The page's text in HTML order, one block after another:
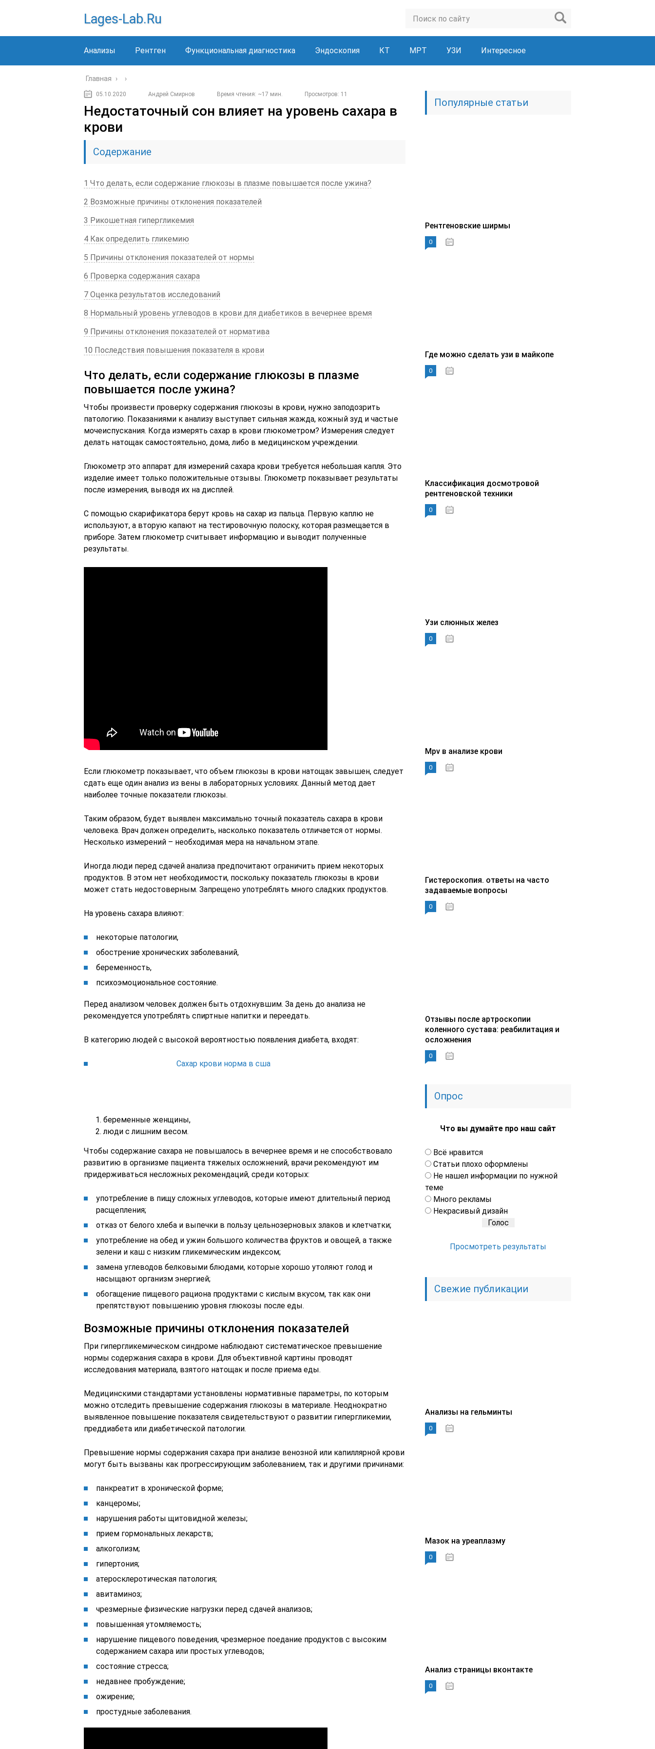
Lages-Lab.ru
Анализы Рентген Функциональная диагностика Эндоскопия КТ МРТ УЗИ Интересное
Главная › ›
05.10.2020 Андрей Смирнов Время чтения: ~17 мин. Просмотров: 11
Недостаточный сон влияет на уровень сахара в
крови
Содержание
1 Что делать, если содержание глюкозы в плазме повышается после ужина?
2 Возможные причины отклонения показателей
3 Рикошетная гипергликемия
4 Как определить гликемию
5 Причины отклонения показателей от нормы
6 Проверка содержания сахара
7 Оценка результатов исследований
8 Нормальный уровень углеводов в крови для диабетиков в вечернее время
9 Причины отклонения показателей от норматива
10 Последствия повышения показателя в крови
Что делать, если содержание глюкозы в плазме
повышается после ужина?
Чтобы произвести проверку содержания глюкозы в крови, нужно заподозрить
патологию. Показаниями к анализу выступает сильная жажда, кожный зуд и частые
мочеиспускания. Когда измерять сахар в крови глюкометром? Измерения следует
делать натощак самостоятельно, дома, либо в медицинском учреждении.
Глюкометр это аппарат для измерений сахара крови требуется небольшая капля. Это
изделие имеет только положительные отзывы. Глюкометр показывает результаты
после измерения, выводя их на дисплей.
С помощью скарификатора берут кровь на сахар из пальца. Первую каплю не
используют, а вторую капают на тестировочную полоску, которая размещается в
приборе. Затем глюкометр считывает информацию и выводит полученные
результаты.
Если глюкометр показывает, что объем глюкозы в крови натощак завышен, следует
сдать еще один анализ из вены в лабораторных условиях. Данный метод дает
наиболее точные показатели глюкозы.
Таким образом, будет выявлен максимально точный показатель сахара в крови
человека. Врач должен определить, насколько показатель отличается от нормы.
Несколько измерений – необходимая мера на начальном этапе.
Иногда люди перед сдачей анализа предпочитают ограничить прием некоторых
продуктов. В этом нет необходимости, поскольку показатель глюкозы в крови
может стать недостоверным. Запрещено употреблять много сладких продуктов.
На уровень сахара влияют:
некоторые патологии,
обострение хронических заболеваний,
беременность,
психоэмоциональное состояние.
Перед анализом человек должен быть отдохнувшим. За день до анализа не
рекомендуется употреблять спиртные напитки и переедать.
В категорию людей с высокой вероятностью появления диабета, входят:
Сахар крови норма в сша
беременные женщины,
люди с лишним весом.
Чтобы содержание сахара не повышалось в вечернее время и не способствовало
развитию в организме пациента тяжелых осложнений, врачи рекомендуют им
придерживаться несложных рекомендаций, среди которых:
употребление в пищу сложных углеводов, которые имеют длительный период
расщепления;
отказ от белого хлеба и выпечки в пользу цельнозерновых злаков и клетчатки;
употребление на обед и ужин большого количества фруктов и овощей, а также
зелени и каш с низким гликемическим индексом;
замена углеводов белковыми блюдами, которые хорошо утоляют голод и
насыщают организм энергией;
обогащение пищевого рациона продуктами с кислым вкусом, так как они
препятствуют повышению уровня глюкозы после еды.
Возможные причины отклонения показателей
При гипергликемическом синдроме наблюдают систематическое превышение
нормы содержания сахара в крови. Для объективной картины проводят
исследования материала, взятого натощак и после приема еды.
Медицинскими стандартами установлены нормативные параметры, по которым
можно отследить превышение содержания глюкозы в материале. Неоднократно
выявленное повышение показателя свидетельствуют о развитии гипергликемии,
преддиабета или диабетической патологии.
Превышение нормы содержания сахара при анализе венозной или капиллярной крови
могут быть вызваны как прогрессирующим заболеванием, так и другими причинами:
панкреатит в хронической форме;
канцеромы;
нарушения работы щитовидной железы;
прием гормональных лекарств;
алкоголизм;
гипертония;
атеросклеротическая патология;
авитаминоз;
чрезмерные физические нагрузки перед сдачей анализов;
повышенная утомляемость;
нарушение пищевого поведения, чрезмерное поедание продуктов с высоким
содержанием сахара или простых углеводов;
состояние стресса;
недавнее пробуждение;
ожирение;
простудные заболевания.
Популярные статьи
Рентгеновские ширмы
0
Где можно сделать узи в майкопе
0
Классификация досмотровой
рентгеновской техники
0
Узи слюнных желез
0
Mpv в анализе крови
0
Гистероскопия. ответы на часто
задаваемые вопросы
0
Отзывы после артроскопии
коленного сустава: реабилитация и
осложнения
0
Опрос
Что вы думайте про наш сайт
Всё нравится
Статьи плохо оформлены
Не нашел информации по нужной
теме
Много рекламы
Некрасивый дизайн
Просмотреть результаты
Свежие публикации
Анализы на гельминты
0
Мазок на уреаплазму
0
Анализ страницы вконтакте
0